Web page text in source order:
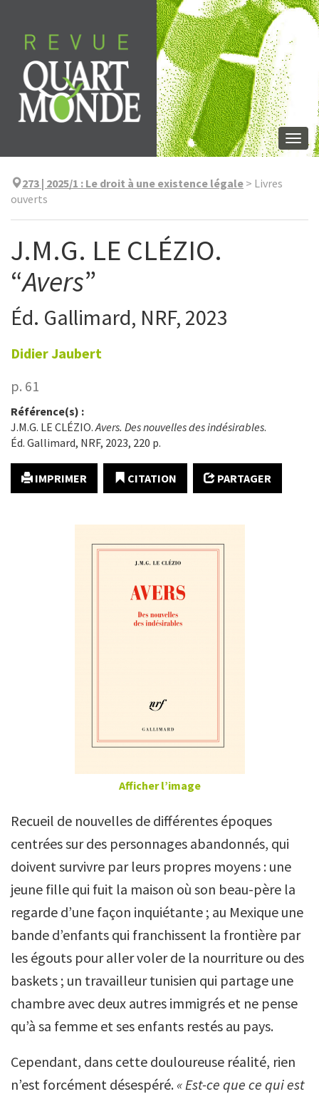
contenu
273 | 2025/1 : Le droit à une existence légale > Livres
ouverts
J.M.G. LE CLÉZIO.
“Avers”
Éd. Gallimard, NRF, 2023
DidierJaubert
p. 61
Référence(s) :
J.M.G. LE CLÉZIO.Avers. Des nouvelles des indésirables.
Éd. Gallimard, NRF, 2023, 220 p.
IMPRIMER CITATION PARTAGER
Afficher l’image
Recueil de nouvelles de différentes époques
centrées sur des personnages abandonnés, qui
doivent survivre par leurs propres moyens : une
jeune fille qui fuit la maison où son beau-père la
regarde d’une façon inquiétante ; au Mexique une
bande d’enfants qui franchissent la frontière par
les égouts pour aller voler de la nourriture ou des
baskets ; un travailleur tunisien qui partage une
chambre avec deux autres immigrés et ne pense
qu’à sa femme et ses enfants restés au pays.
Cependant, dans cette douloureuse réalité, rien
n’est forcément désespéré. « Est-ce que ce qui est